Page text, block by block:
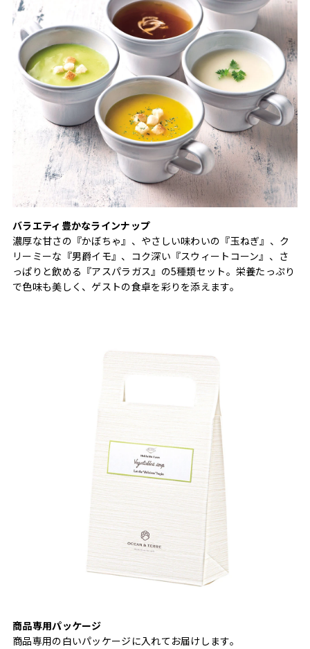
バラエティ豊かなラインナップ
濃厚な甘さの『かぼちゃ』、やさしい味わいの『玉ねぎ』、ク
リーミーな『男爵イモ』、コク深い『スウィートコーン』、さ
っぱりと飲める『アスパラガス』の5種類セット。栄養たっぷり
で色味も美しく、ゲストの食卓を彩りを添えます。
商品専用パッケージ
商品専用の白いパッケージに入れてお届けします。